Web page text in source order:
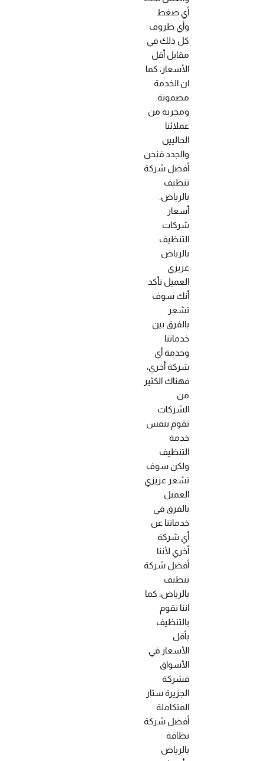
أي ضغط
وأي ظروف
كل ذلك في
مقابل أقل
الأسعار، كما
ان الخدمة
مضمونة
ومجربه من
عملائنا
الحاليين
والجدد فنحن
أفضل شركة
تنظيف
بالرياض.
أسعار
شركات
التنظيف
بالرياض
عزيزي
العميل تأكد
أنك سوف
تشعر
بالفرق بين
خدماتنا
وخدمة أي
شركة أخري،
فهناك الكثير
من
الشركات
تقوم بنفس
خدمة
التنظيف
ولكن سوف
تشعر عزيزي
العميل
بالفرق في
خدماتنا عن
أي شركة
أخري لأننا
أفضل شركة
تنظيف
بالرياض، كما
اننا نقوم
بالتنظيف
بأقل
الأسعار في
الأسواق
فشركة
الجزيرة ستار
المتكاملة
أفضل شركة
نظافة
بالرياض